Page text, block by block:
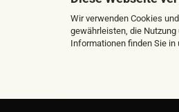
Wir verwenden Cookies
gewährleisten, die
Informationen finden Sie in